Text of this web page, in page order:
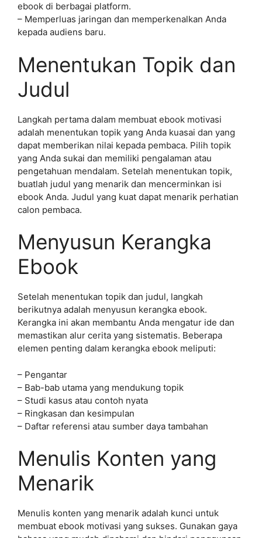
ebook di berbagai platform.
– Memperluas jaringan dan memperkenalkan Anda
kepada audiens baru.
Menentukan Topik dan
Judul
Langkah pertama dalam membuat ebook motivasi
adalah menentukan topik yang Anda kuasai dan yang
dapat memberikan nilai kepada pembaca. Pilih topik
yang Anda sukai dan memiliki pengalaman atau
pengetahuan mendalam. Setelah menentukan topik,
buatlah judul yang menarik dan mencerminkan isi
ebook Anda. Judul yang kuat dapat menarik perhatian
calon pembaca.
Menyusun Kerangka
Ebook
Setelah menentukan topik dan judul, langkah
berikutnya adalah menyusun kerangka ebook.
Kerangka ini akan membantu Anda mengatur ide dan
memastikan alur cerita yang sistematis. Beberapa
elemen penting dalam kerangka ebook meliputi:
– Pengantar
– Bab-bab utama yang mendukung topik
– Studi kasus atau contoh nyata
– Ringkasan dan kesimpulan
– Daftar referensi atau sumber daya tambahan
Menulis Konten yang
Menarik
Menulis konten yang menarik adalah kunci untuk
membuat ebook motivasi yang sukses. Gunakan gaya